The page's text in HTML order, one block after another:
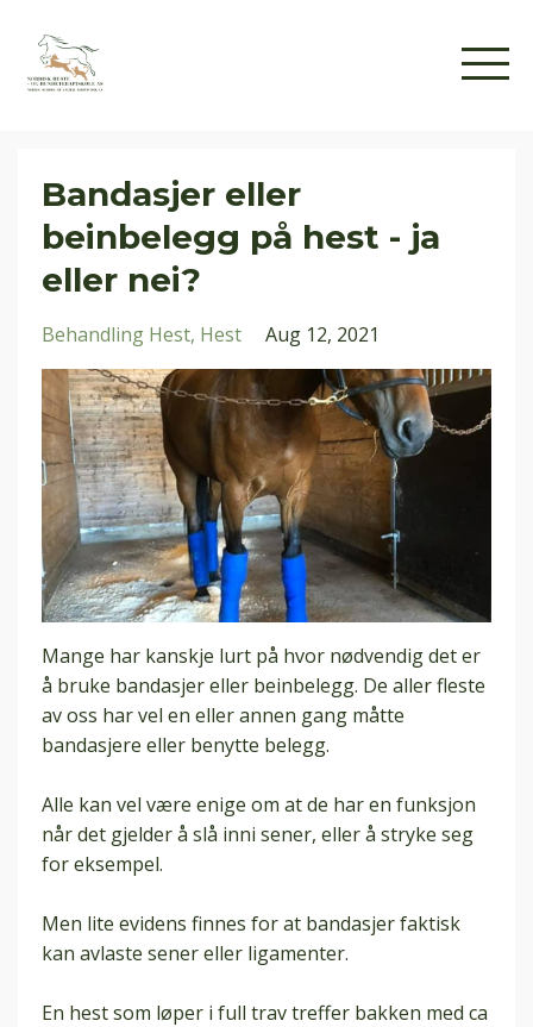
Bandasjer eller
beinbelegg på hest - ja
eller nei?
Behandling Hest Hest Aug 12, 2021
Mange har kanskje lurt på hvor nødvendig det er
å bruke bandasjereller beinbelegg. De aller fleste
av oss har vel en eller annen gang måtte
bandasjere eller benytte belegg.
Alle kan vel være enige om at de har en funksjon
når det gjelder å slå inni sener, eller å stryke seg
for eksempel.
Men lite evidens finnes for at bandasjerfaktisk
kan avlaste sener eller ligamenter.
En hest som løper i full trav treffer bakken med ca